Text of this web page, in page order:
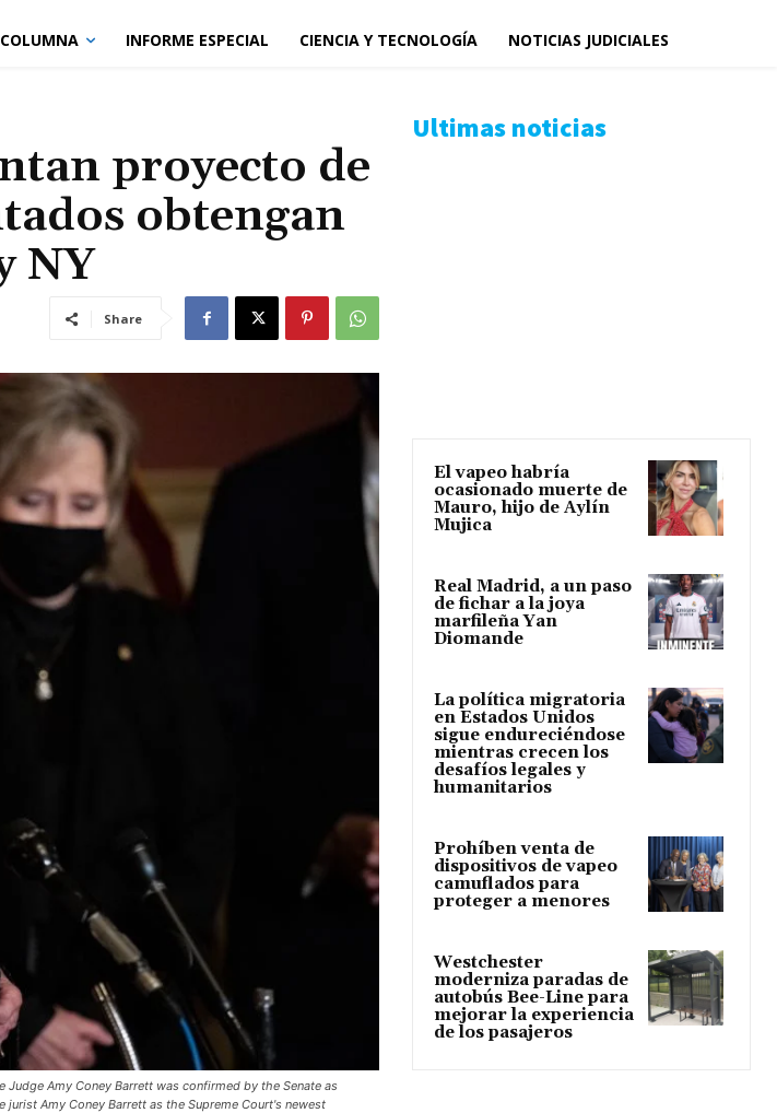
COLUMNA INFORME ESPECIAL CIENCIA Y TECNOLOGÍA NOTICIAS JUDICIALES
proyecto de
obtengan
NY
Share
Amy Coney Barrett was confirmed by the Senate as
Amy Coney Barrett as the Supreme Court's newest
Ultimas noticias
El vapeo habría
ocasionado muerte de
Mauro, hijo de Aylín
Mujica
Real Madrid, a un paso
de fichar a la joya
marfileña Yan
Diomande
La política migratoria
en Estados Unidos
sigue endureciéndose
mientras crecen los
desafíos legales y
humanitarios
Prohíben venta de
dispositivos de vapeo
camuflados para
proteger a menores
Westchester
moderniza paradas de
autobús Bee-Line para
mejorar la experiencia
de los pasajeros